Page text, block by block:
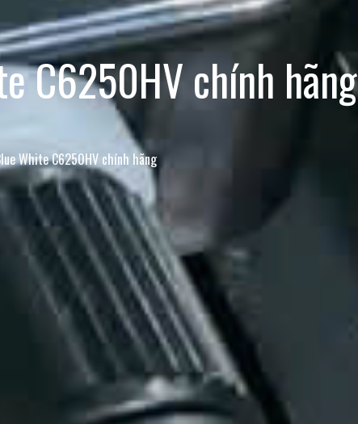
C6250HV chính hãng
White C6250HV chính hãng